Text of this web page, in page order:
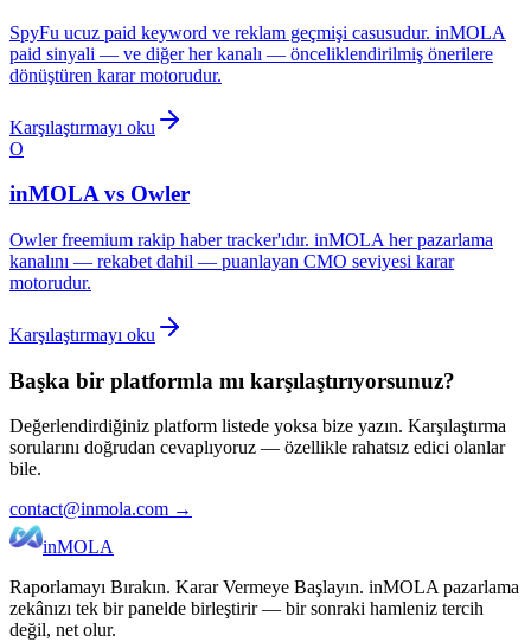
SpyFu ucuz paid keyword ve reklam geçmişi casusudur. inMOLA
paid sinyali — ve diğer her kanalı — önceliklendirilmiş önerilere
dönüştüren karar motorudur.
Karşılaştırmayı oku
O
inMOLA vs Owler
Owler freemium rakip haber tracker'ıdır. inMOLA her pazarlama
kanalını — rekabet dahil — puanlayan CMO seviyesi karar
motorudur.
Karşılaştırmayı oku
Başka bir platformla mı karşılaştırıyorsunuz?
Değerlendirdiğiniz platform listede yoksa bize yazın. Karşılaştırma
sorularını doğrudan cevaplıyoruz — özellikle rahatsız edici olanlar
bile.
contact@inmola.com →
inMOLA
Raporlamayı Bırakın. Karar Vermeye Başlayın. inMOLA pazarlama
zekânızı tek bir panelde birleştirir — bir sonraki hamleniz tercih
değil, net olur.